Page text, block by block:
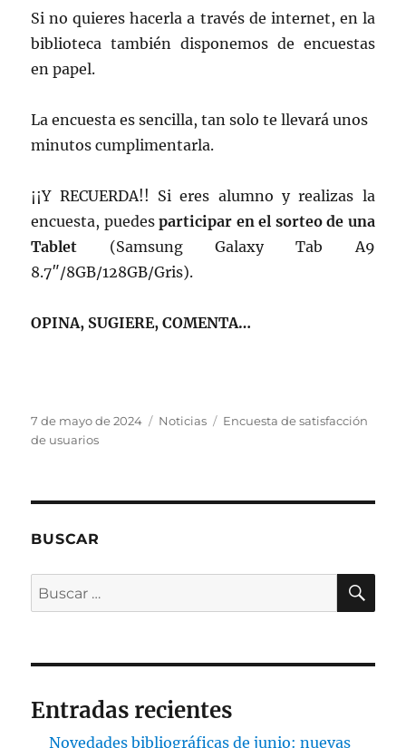
Si no quieres hacerla a través de internet, en la
biblioteca también disponemos de encuestas
en papel.
La encuesta es sencilla, tan solo te llevará unos
minutos cumplimentarla.
¡¡Y RECUERDA!! Si eres alumno y realizas la
encuesta, puedesparticipar en el sorteo de una
Tablet (Samsung Galaxy Tab A9
8.7″/8GB/128GB/Gris).
OPINA, SUGIERE, COMENTA…
Publicado
el
7 de mayo de 2024 Categorías
Noticias Etiquetas
Encuesta de satisfacción
de usuarios
BUSCAR
Buscar
por:
Entradas recientes
Novedades bibliográficas de junio: nuevas